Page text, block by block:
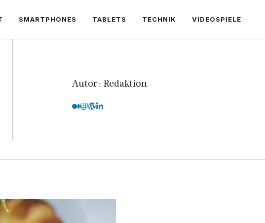
SMARTPHONES TABLETS TECHNIK VIDEOSPIELE
Autor: Redaktion